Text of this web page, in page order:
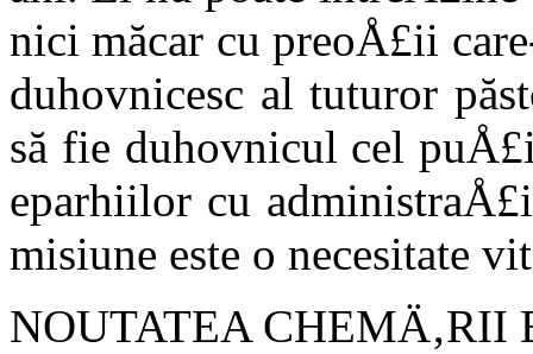
nici măcar cu preoÅ£ii
duhovnicesc al tuturor
să fie duhovnicul cel
eparhiilor cu
misiune este o necesitate
NOUTATEA CHEMÄ‚RII